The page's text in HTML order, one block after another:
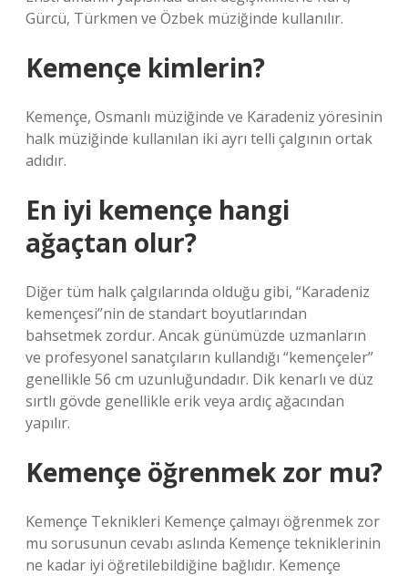
Gürcü, Türkmen ve Özbek müziğinde kullanılır.
Kemençe kimlerin?
Kemençe, Osmanlı müziğinde ve Karadeniz yöresinin
halk müziğinde kullanılan iki ayrı telli çalgının ortak
adıdır.
En iyi kemençe hangi
ağaçtan olur?
Diğer tüm halk çalgılarında olduğu gibi, “Karadeniz
kemençesi”nin de standart boyutlarından
bahsetmek zordur. Ancak günümüzde uzmanların
ve profesyonel sanatçıların kullandığı “kemençeler”
genellikle 56 cm uzunluğundadır. Dik kenarlı ve düz
sırtlı gövde genellikle erik veya ardıç ağacından
yapılır.
Kemençe öğrenmek zor mu?
Kemençe Teknikleri Kemençe çalmayı öğrenmek zor
mu sorusunun cevabı aslında Kemençe tekniklerinin
ne kadar iyi öğretilebildiğine bağlıdır. Kemençe